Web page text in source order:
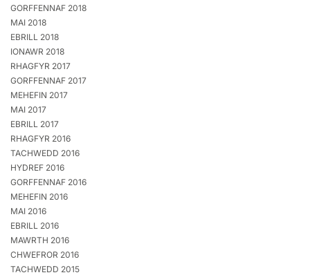
GORFFENNAF 2018
MAI 2018
EBRILL 2018
IONAWR 2018
RHAGFYR 2017
GORFFENNAF 2017
MEHEFIN 2017
MAI 2017
EBRILL 2017
RHAGFYR 2016
TACHWEDD 2016
HYDREF 2016
GORFFENNAF 2016
MEHEFIN 2016
MAI 2016
EBRILL 2016
MAWRTH 2016
CHWEFROR 2016
TACHWEDD 2015